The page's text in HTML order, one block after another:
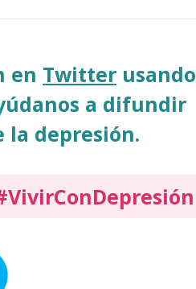
en Twitter usando
a difundir
la depresión.